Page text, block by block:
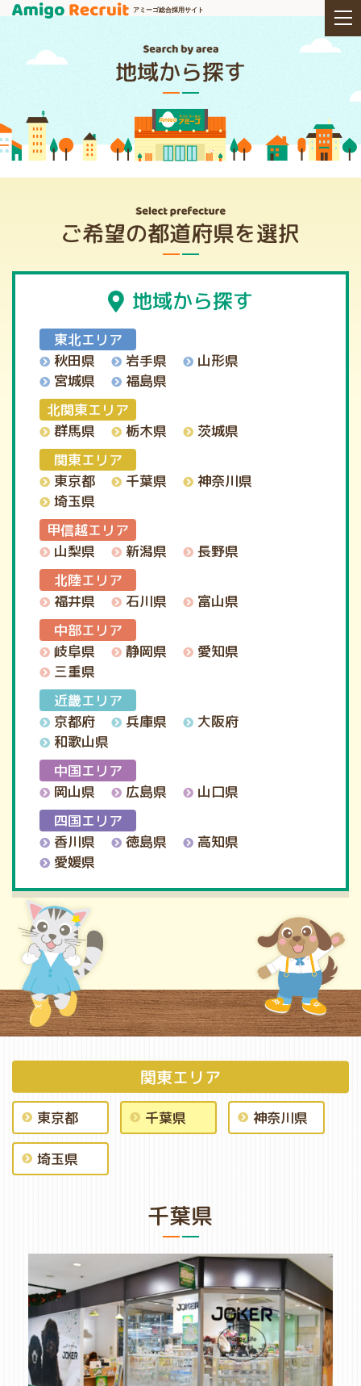
アミーゴ総合採用サイト
地域から探す
ご希望の都道府県を選択
地域から探す
東北エリア
秋田県 岩手県
山形県
宮城県
福島県
北関東エリア
群馬県 栃木県 茨城県
関東エリア
東京都 千葉県 神奈川県
埼玉県
甲信越エリア
山梨県 新潟県 長野県
北陸エリア
福井県 石川県 富山県
中部エリア
岐阜県 静岡県
愛知県
三重県
近畿エリア
京都府 兵庫県 大阪府
和歌山県
中国エリア
岡山県 広島県 山口県
四国エリア
香川県 徳島県
高知県
愛媛県
関東エリア
東京都 千葉県 神奈川県
埼玉県
千葉県